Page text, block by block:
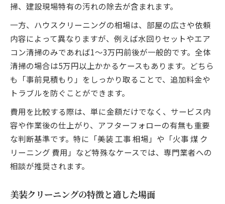
掃、建設現場特有の汚れの除去が含まれます。
一方、ハウスクリーニングの相場は、部屋の広さや依頼
内容によって異なりますが、例えば水回りセットやエア
コン清掃のみであれば1〜3万円前後が一般的です。全体
清掃の場合は5万円以上かかるケースもあります。どちら
も「事前見積もり」をしっかり取ることで、追加料金や
トラブルを防ぐことができます。
費用を比較する際は、単に金額だけでなく、サービス内
容や作業後の仕上がり、アフターフォローの有無も重要
な判断基準です。特に「美装 工事 相場」や「火事 煤 ク
リーニング 費用」など特殊なケースでは、専門業者への
相談が推奨されます。
美装クリーニングの特徴と適した場面